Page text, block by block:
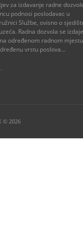
za izdavanje radne
podnosi poslodavac u
Službe, ovisno o
Radna dozvola se
određenom radnom
vrstu poslova...
© 2026